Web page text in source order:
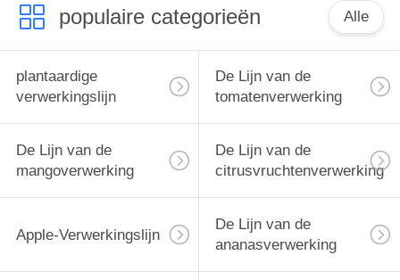
populaire categorieën Alle
plantaardige
verwerkingslijn
De Lijn van de
tomatenverwerking
De Lijn van de
mangoverwerking
De Lijn van de
citrusvruchtenverwerking
Apple-Verwerkingslijn
De Lijn van de
ananasverwerking